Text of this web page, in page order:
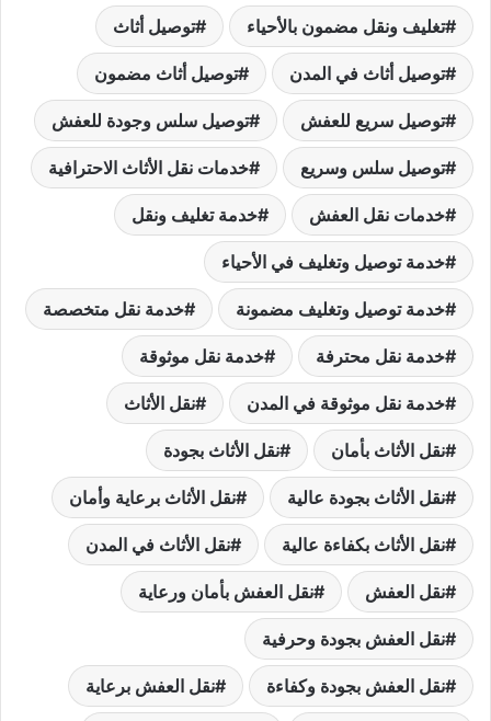
تغليف ونقل مضمون بالأحياء توصيل أثاث
توصيل أثاث في المدن توصيل أثاث مضمون
توصيل سريع للعفش توصيل سلس وجودة للعفش
توصيل سلس وسريع خدمات نقل الأثاث الاحترافية
خدمات نقل العفش خدمة تغليف ونقل
خدمة توصيل وتغليف في الأحياء
خدمة توصيل وتغليف مضمونة خدمة نقل متخصصة
خدمة نقل محترفة خدمة نقل موثوقة
خدمة نقل موثوقة في المدن نقل الأثاث
نقل الأثاث بأمان نقل الأثاث بجودة
نقل الأثاث بجودة عالية نقل الأثاث برعاية وأمان
نقل الأثاث بكفاءة عالية نقل الأثاث في المدن
نقل العفش نقل العفش بأمان ورعاية
نقل العفش بجودة وحرفية
نقل العفش بجودة وكفاءة نقل العفش برعاية